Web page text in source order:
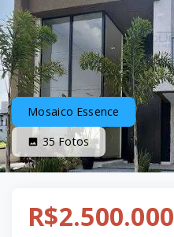
Mosaico Essence
35Fotos
R$2.500.000